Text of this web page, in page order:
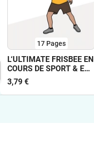
17 Pages
L‘ULTIMATE FRISBEE EN
COURS DE SPORT & EN
CLUB - CARTES
TECHNIQUES
3,79 €